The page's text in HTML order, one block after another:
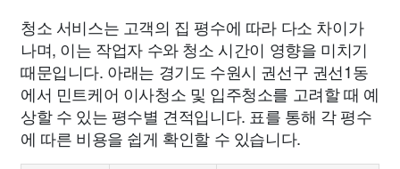
청소 서비스는 고객의 집 평수에 따라 다소 차이가
나며, 이는 작업자 수와 청소 시간이 영향을 미치기
때문입니다. 아래는 경기도 수원시 권선구 권선1동
에서 민트케어 이사청소 및 입주청소를 고려할 때 예
상할 수 있는 평수별 견적입니다. 표를 통해 각 평수
에 따른 비용을 쉽게 확인할 수 있습니다.